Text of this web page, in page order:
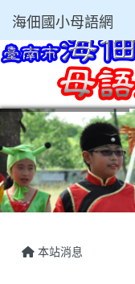
海佃國小母語網
本站消息